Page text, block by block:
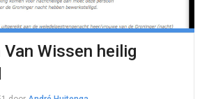
Van Wissen heilig